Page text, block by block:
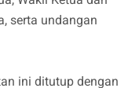
serta undangan
ini ditutup dengan